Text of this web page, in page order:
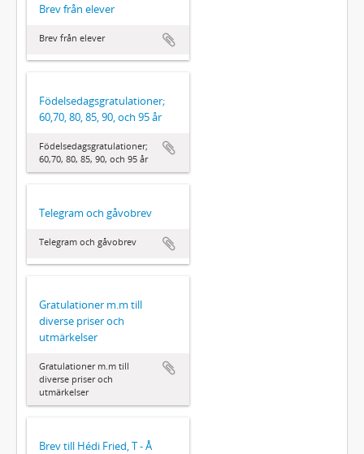
Brev från elever
Brev från elever
Födelsedagsgratulationer;
60,70, 80, 85, 90, och 95 år
Födelsedagsgratulationer;
60,70, 80, 85, 90, och 95 år
Telegram och gåvobrev
Telegram och gåvobrev
Gratulationer m.m till
diverse priser och
utmärkelser
Gratulationer m.m till
diverse priser och
utmärkelser
Brev till Hédi Fried, T - Å